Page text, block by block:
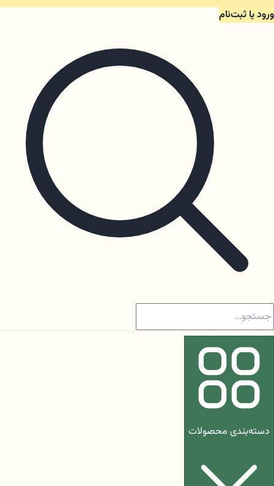
ورود یا ثبت‌نام
دسته‌بندی محصولات